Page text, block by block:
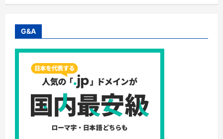
3
セ
ト
10,000
円
こ
は
買
い
で
す
か？
G&A